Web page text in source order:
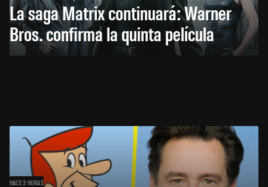
La saga Matrix continuará: Warner
Bros. confirma la quinta película
HACE 3 HORAS